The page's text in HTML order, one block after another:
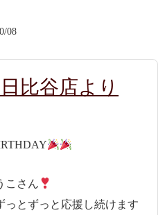
08
比谷店より
こさん
っとずっと応援し続けます